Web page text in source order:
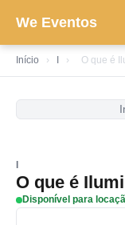
We Eventos
Início › › O que é
O que é
Disponível para